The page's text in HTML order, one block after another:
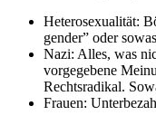
Heterosexualität:
gender” oder
Nazi: Alles, was
vorgegebene
Rechtsradikal.
Frauen: